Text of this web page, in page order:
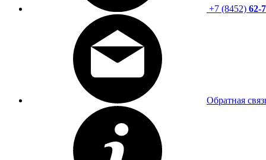
+7 (8452) 62-
Обратная